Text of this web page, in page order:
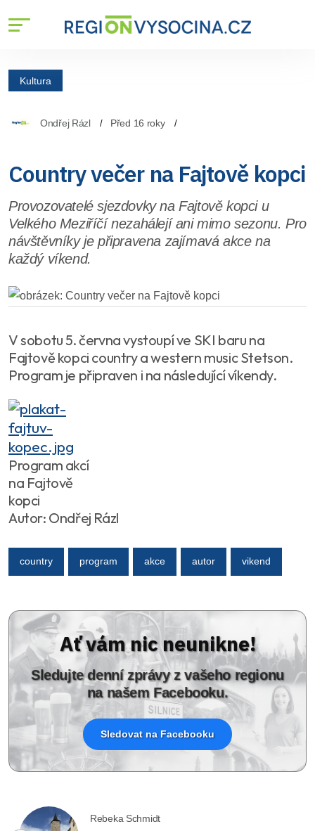
Kultura
Ondřej Rázl Před 16 roky
Country večer na Fajtově kopci
Provozovatelé sjezdovky na Fajtově kopci u
Velkého Meziříčí nezahálejí ani mimo sezonu. Pro
návštěvníky je připravena zajímavá akce na
každý víkend.
V sobotu 5. června vystoupí ve SKI baru na
Fajtově kopci country a western music Stetson.
Program je připraven i na následující víkendy.
Program akcí
na Fajtově
kopci
Autor: Ondřej Rázl
country program akce autor vikend
Ať vám nic neunikne!
Sledujte denní zprávy z vašeho regionu
na našem Facebooku.
Sledovat na Facebooku
Rebeka Schmidt